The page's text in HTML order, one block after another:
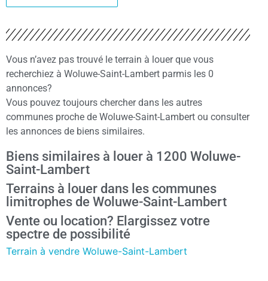
Vous n’avez pas trouvé le terrain à louer que vous
recherchiez à Woluwe-Saint-Lambert parmis les 0
annonces?
Vous pouvez toujours chercher dans les autres
communes proche de Woluwe-Saint-Lambert ou consulter
les annonces de biens similaires.
Biens similaires à louer à 1200 Woluwe-
Saint-Lambert
Terrains à louer dans les communes
limitrophes de Woluwe-Saint-Lambert
Vente ou location? Elargissez votre
spectre de possibilité
Terrain à vendre Woluwe-Saint-Lambert